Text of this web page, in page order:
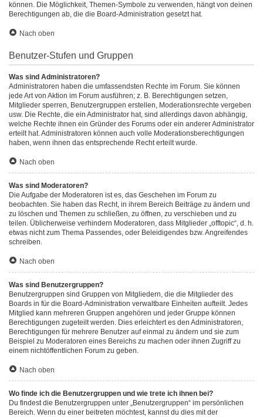
können. Die Möglichkeit, Themen-Symbole zu verwenden, hängt von deinen
Berechtigungen ab, die die Board-Administration gesetzt hat.
Nach oben
Benutzer-Stufen und Gruppen
Was sind Administratoren?
Administratoren haben die umfassendsten Rechte im Forum. Sie können
jede Art von Aktion im Forum ausführen; z. B. Berechtigungen setzen,
Mitglieder sperren, Benutzergruppen erstellen, Moderationsrechte vergeben
usw. Die Rechte, die ein Administrator hat, sind allerdings davon abhängig,
welche Rechte ihnen ein Gründer des Forums oder ein anderer Administrator
erteilt hat. Administratoren können auch volle Moderationsberechtigungen
haben, wenn ihnen das entsprechende Recht erteilt wurde.
Nach oben
Was sind Moderatoren?
Die Aufgabe der Moderatoren ist es, das Geschehen im Forum zu
beobachten. Sie haben das Recht, in ihrem Bereich Beiträge zu ändern und
zu löschen und Themen zu schließen, zu öffnen, zu verschieben und zu
teilen. Üblicherweise verhindern Moderatoren, dass Mitglieder „offtopic“, d. h.
etwas nicht zum Thema Passendes, oder Beleidigendes bzw. Angreifendes
schreiben.
Nach oben
Was sind Benutzergruppen?
Benutzergruppen sind Gruppen von Mitgliedern, die die Mitglieder des
Boards in für die Board-Administration verwaltbare Einheiten aufteilt. Jedes
Mitglied kann mehreren Gruppen angehören und jeder Gruppe können
Berechtigungen zugeteilt werden. Dies erleichtert es den Administratoren,
Berechtigungen für mehrere Benutzer auf einmal zu ändern und sie zum
Beispiel zu Moderatoren eines Bereichs zu machen oder ihnen Zugriff zu
einem nichtöffentlichen Forum zu geben.
Nach oben
Wo finde ich die Benutzergruppen und wie trete ich ihnen bei?
Du findest die Benutzergruppen unter „Benutzergruppen“ im persönlichen
Bereich. Wenn du einer beitreten möchtest, kannst du dies mit der